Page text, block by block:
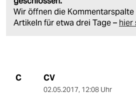
Wir öffnen die
Artikeln für etwa drei Tage – hier
C CV
02.05.2017, 12:08 Uhr